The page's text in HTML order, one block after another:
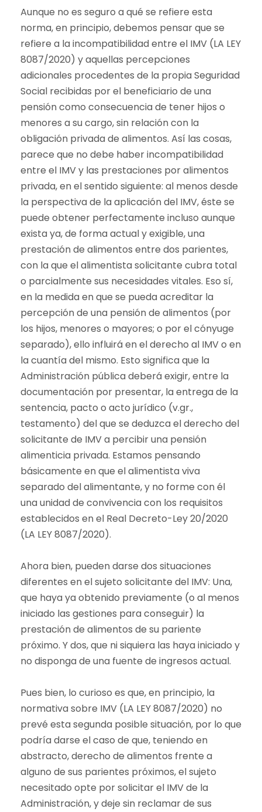
Aunque no es seguro a qué se refiere esta
norma, en principio, debemos pensar que se
refiere a la incompatibilidad entre el IMV (LA LEY
8087/2020) y aquellas percepciones
adicionales procedentes de la propia Seguridad
Social recibidas por el beneficiario de una
pensión como consecuencia de tener hijos o
menores a su cargo, sin relación con la
obligación privada de alimentos. Así las cosas,
parece que no debe haber incompatibilidad
entre el IMV y las prestaciones por alimentos
privada, en el sentido siguiente: al menos desde
la perspectiva de la aplicación del IMV, éste se
puede obtener perfectamente incluso aunque
exista ya, de forma actual y exigible, una
prestación de alimentos entre dos parientes,
con la que el alimentista solicitante cubra total
o parcialmente sus necesidades vitales. Eso sí,
en la medida en que se pueda acreditar la
percepción de una pensión de alimentos (por
los hijos, menores o mayores; o por el cónyuge
separado), ello influirá en el derecho al IMV o en
la cuantía del mismo. Esto significa que la
Administración pública deberá exigir, entre la
documentación por presentar, la entrega de la
sentencia, pacto o acto jurídico (v.gr.,
testamento) del que se deduzca el derecho del
solicitante de IMV a percibir una pensión
alimenticia privada. Estamos pensando
básicamente en que el alimentista viva
separado del alimentante, y no forme con él
una unidad de convivencia con los requisitos
establecidos en el Real Decreto-Ley 20/2020
(LA LEY 8087/2020).
Ahora bien, pueden darse dos situaciones
diferentes en el sujeto solicitante del IMV: Una,
que haya ya obtenido previamente (o al menos
iniciado las gestiones para conseguir) la
prestación de alimentos de su pariente
próximo. Y dos, que ni siquiera las haya iniciado y
no disponga de una fuente de ingresos actual.
Pues bien, lo curioso es que, en principio, la
normativa sobre IMV (LA LEY 8087/2020) no
prevé esta segunda posible situación, por lo que
podría darse el caso de que, teniendo en
abstracto, derecho de alimentos frente a
alguno de sus parientes próximos, el sujeto
necesitado opte por solicitar el IMV de la
Administración, y deje sin reclamar de sus